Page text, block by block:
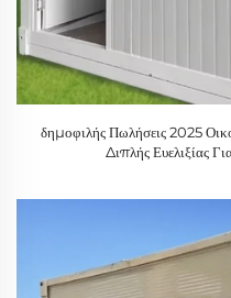
δημοφιλής Πωλήσεις 2025
Διπλής Ευελιξίας